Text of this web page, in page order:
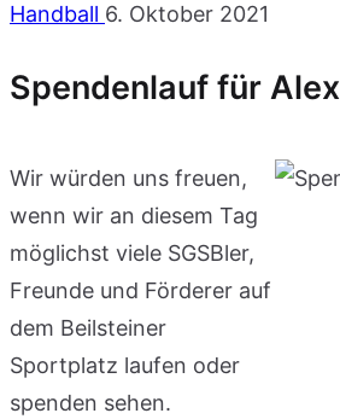
Handball 6. Oktober 2021
Spendenlauf für Alex
Wir würden uns freuen,
wenn wir an diesem Tag
möglichst viele SGSBler,
Freunde und Förderer auf
dem Beilsteiner
Sportplatz laufen oder
spenden sehen.